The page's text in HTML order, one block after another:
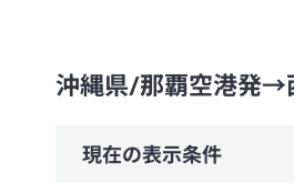
沖縄県/那覇空港発→
現在の表示条件